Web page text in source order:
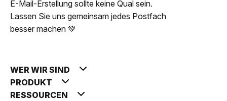
E-Mail-Erstellung sollte keine Qual sein.
Lassen Sie uns gemeinsam jedes Postfach
besser machen 💚
WER WIR SIND
PRODUKT
RESSOURCEN